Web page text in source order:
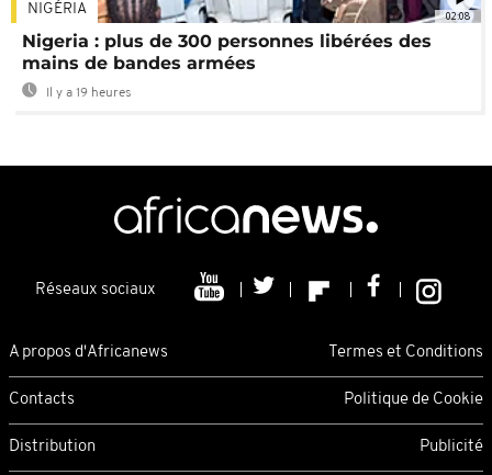
02:08
NIGÉRIA
Nigeria : plus de 300 personnes libérées des
mains de bandes armées
Il y a 19 heures
Réseaux sociaux
A propos d'Africanews Termes et Conditions
Contacts Politique de Cookie
Distribution Publicité